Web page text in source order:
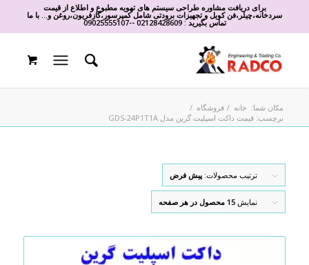
برای دریافت مشاوره طراحی سیستم های تهویه مطبوع و اطلاع از قیمت
سردخانه،چیلر،فن کویل و تجهیزات برودتی شامل کمپرسور،گازفریون،روغن و... با ما
تماس بگیرید :02128428609
-
-
09025555107
مکان شما: خانه / فروشگاه /
برچسب: قیمت داکت اسپلیت گرین مدل GDS-24P1T1A
ترتیب محصولات: پیش فرض
نمایش 15 محصول در هر صفحه